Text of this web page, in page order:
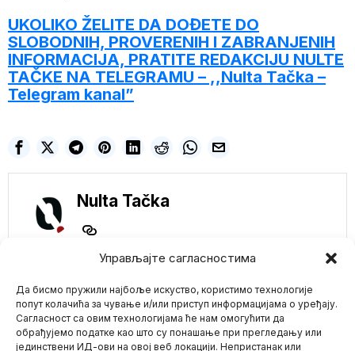
Управљајте сагласностима
Да бисмо пружили најбоље искуство, користимо технологије
попут колачића за чување и/или приступ информацијама о уређају.
Сагласност са овим технологијама ће нам омогућити да
обрађујемо податке као што су понашање при прегледању или
јединствени ИД-ови на овој веб локацији. Непристанак или
UKOLIKO ŽELITE DA DOĐETE DO
SLOBODNIH, PROVERENIH I ZABRANJENIH
INFORMACIJA, PRATITE REDAKCIJU NULTE
TAČKE NA TELEGRAMU – ,,Nulta Tačka –
Telegram kanal”
Nulta Tačka
Na Olimpijskim
igrama u Parizu 2024.
alkohol će biti
zabranjen za sve
osim za VIP goste